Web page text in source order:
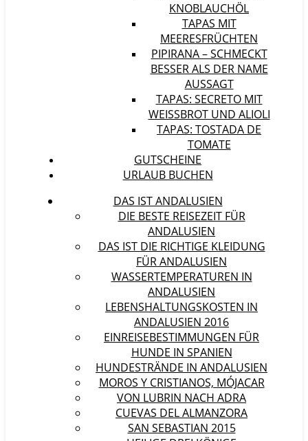
KNOBLAUCHÖL
TAPAS MIT
MEERESFRÜCHTEN
PIPIRANA – SCHMECKT
BESSER ALS DER NAME
AUSSAGT
TAPAS: SECRETO MIT
WEISSBROT UND ALIOLI
TAPAS: TOSTADA DE
TOMATE
GUTSCHEINE
URLAUB BUCHEN
DAS IST ANDALUSIEN
DIE BESTE REISEZEIT FÜR
ANDALUSIEN
DAS IST DIE RICHTIGE KLEIDUNG
FÜR ANDALUSIEN
WASSERTEMPERATUREN IN
ANDALUSIEN
LEBENSHALTUNGSKOSTEN IN
ANDALUSIEN 2016
EINREISEBESTIMMUNGEN FÜR
HUNDE IN SPANIEN
HUNDESTRÄNDE IN ANDALUSIEN
MOROS Y CRISTIANOS, MÓJACAR
VON LUBRIN NACH ADRA
CUEVAS DEL ALMANZORA
SAN SEBASTIAN 2015